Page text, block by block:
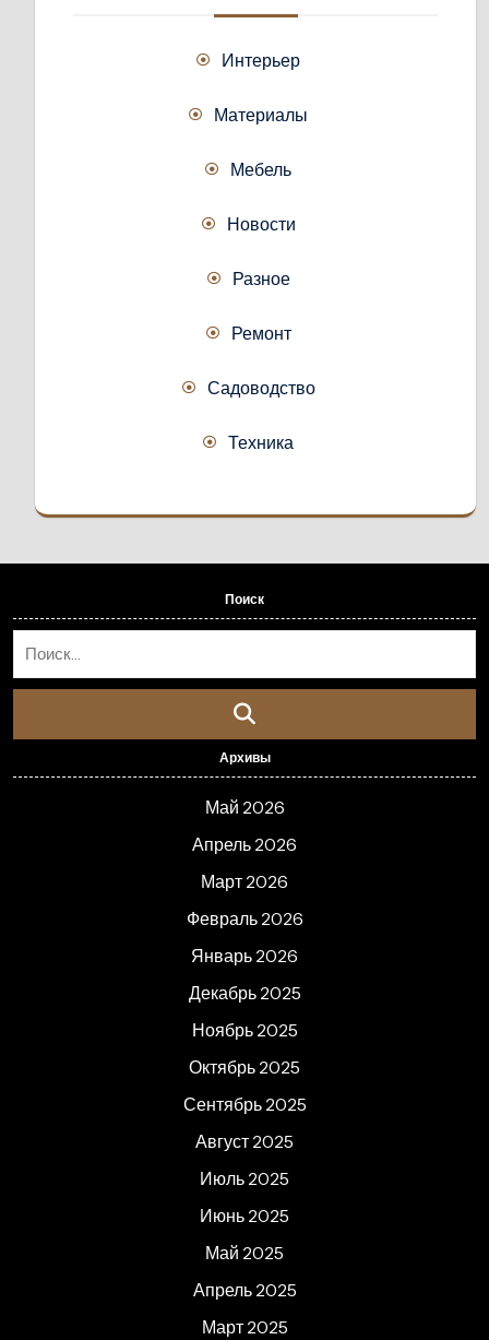
Интерьер
Материалы
Мебель
Новости
Разное
Ремонт
Садоводство
Техника
Поиск
Архивы
Май 2026
Апрель 2026
Март 2026
Февраль 2026
Январь 2026
Декабрь 2025
Ноябрь 2025
Октябрь 2025
Сентябрь 2025
Август 2025
Июль 2025
Июнь 2025
Май 2025
Апрель 2025
Март 2025